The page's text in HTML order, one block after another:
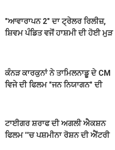
"ਆਵਾਰਾਪਨ 2" ਦਾ ਟ੍ਰੇਲਰ ਰਿਲੀਜ਼,
ਸ਼ਿਵਮ ਪੰਡਿਤ ਵਜੋਂ ਹਾਸ਼ਮੀ ਦੀ ਹੋਈ ਮੁੜ
ਕੰਨੜ ਕਾਰਕੁਨਾਂ ਨੇ ਤਾਮਿਲਨਾਡੂ ਦੇ CM
ਵਿਜੇ ਦੀ ਫਿਲਮ "ਜਨ ਨਿਯਾਗਨ" ਦੀ
ਟਾਈਗਰ ਸ਼ਰਾਫ ਦੀ ਅਗਲੀ ਐਕਸ਼ਨ
ਫਿਲਮ ''ਚ ਪਸ਼ਮੀਨਾ ਰੋਸ਼ਨ ਦੀ ਐਂਟਰੀ